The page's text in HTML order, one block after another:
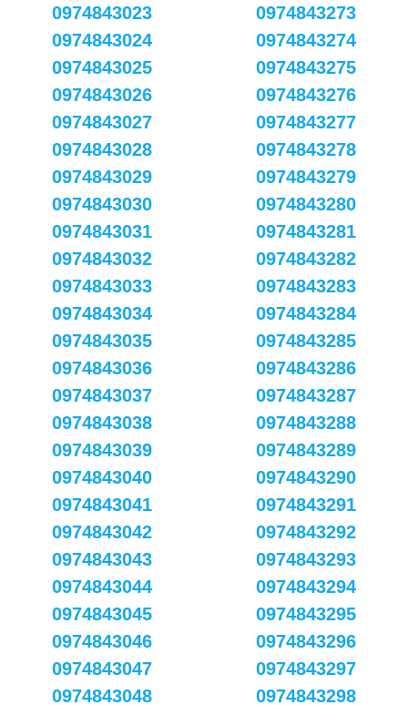
0974843023
0974843024
0974843025
0974843026
0974843027
0974843028
0974843029
0974843030
0974843031
0974843032
0974843033
0974843034
0974843035
0974843036
0974843037
0974843038
0974843039
0974843040
0974843041
0974843042
0974843043
0974843044
0974843045
0974843046
0974843047
0974843048
0974843273
0974843274
0974843275
0974843276
0974843277
0974843278
0974843279
0974843280
0974843281
0974843282
0974843283
0974843284
0974843285
0974843286
0974843287
0974843288
0974843289
0974843290
0974843291
0974843292
0974843293
0974843294
0974843295
0974843296
0974843297
0974843298